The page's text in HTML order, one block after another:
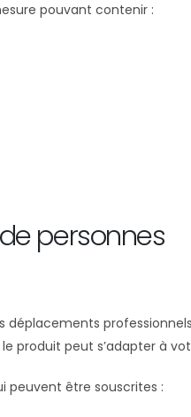
pouvant contenir :
personnes
professionnels
produit peut s’adapter à
peuvent être souscrites :